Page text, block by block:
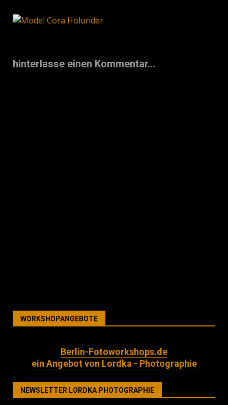
hinterlasse einen Kommentar...
WORKSHOPANGEBOTE
Berlin-Fotoworkshops.de
ein Angebot von Lordka - Photographie
NEWSLETTER LORDKA PHOTOGRAPHIE